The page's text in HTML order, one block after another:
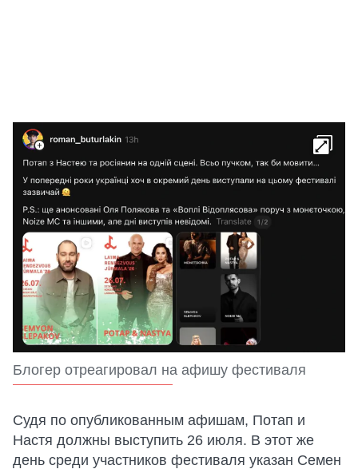
Блогер отреагировал на афишу фестиваля
Судя по опубликованным афишам, Потап и
Настя должны выступить 26 июля. В этот же
день среди участников фестиваля указан Семен